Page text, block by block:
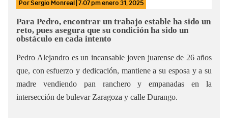
PorSergio Monreal 7:07 pmenero 31, 2025
Para Pedro, encontrar un trabajo estable ha sido un
reto, pues asegura que su condición ha sido un
obstáculo en cada intento
Pedro Alejandro es un incansable joven juarense de 26 años
que, con esfuerzo y dedicación, mantiene a su esposa y a su
madre vendiendo pan ranchero y empanadas en la
intersección de bulevar Zaragoza y calle Durango.